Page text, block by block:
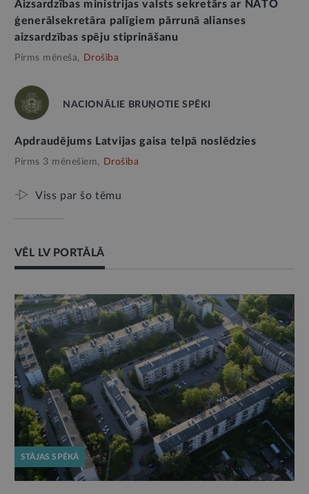
Aizsardzības ministrijas valsts sekretārs ar NATO
ģenerālsekretāra palīgiem pārrunā alianses
aizsardzības spēju stiprināšanu
Pirms mēneša, Drošība
NACIONĀLIE BRUŅOTIE SPĒKI
Apdraudējums Latvijas gaisa telpā noslēdzies
Pirms 3 mēnešiem, Drošība
Viss par šo tēmu
VĒL LV PORTĀLĀ
STĀJAS SPĒKĀ